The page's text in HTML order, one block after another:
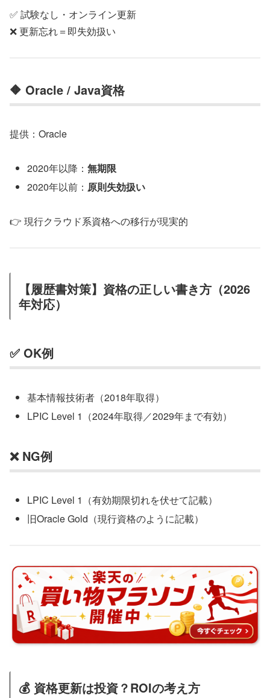
✅ 試験なし・オンライン更新
❌ 更新忘れ＝即失効扱い
🔶 Oracle / Java資格
提供：Oracle
2020年以降：無期限
2020年以前： 原則失効扱い
👉 現行クラウド系資格への移行が現実的
【履歴書対策】資格の正しい書き方（2026
年対応）
✅ OK例
基本情報技術者（2018年取得）
LPIC Level 1（2024年取得／2029年まで有効）
❌ NG例
LPIC Level 1（有効期限切れを伏せて記載）
旧Oracle Gold（現行資格のように記載）
💰 資格更新は投資？ROIの考え方